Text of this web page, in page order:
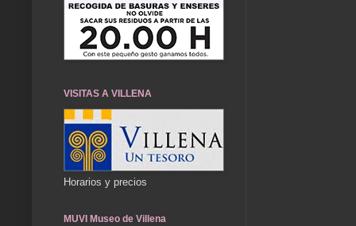
VISITAS A VILLENA
Horarios y precios
MUVI Museo de Villena